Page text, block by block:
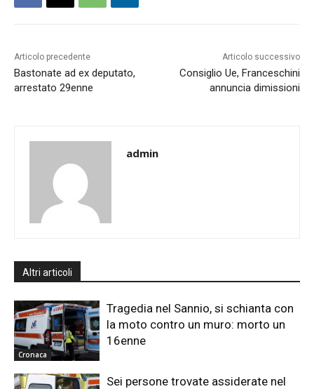
Articolo precedente
Bastonate ad ex deputato,
arrestato 29enne
Articolo successivo
Consiglio Ue, Franceschini
annuncia dimissioni
admin
Altri articoli
Cronaca
Tragedia nel Sannio, si schianta con
la moto contro un muro: morto un
16enne
Sei persone trovate assiderate nel